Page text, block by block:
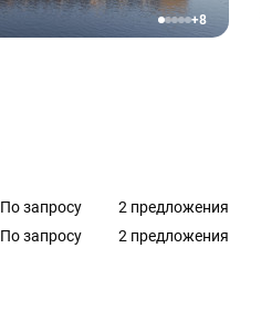
12345+8
По запросу
2 предложения
По запросу 2 предложения